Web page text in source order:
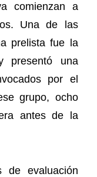
comienzan a
Una de las
prelista fue la
presentó una
por el
grupo, ocho
antes de la
de evaluación